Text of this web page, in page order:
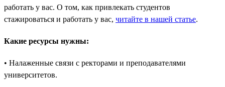
работать у вас. О том, как привлекать студентов
стажироваться и работать у вас, читайте в нашей статье.
Какие ресурсы нужны:
• Налаженные связи с ректорами и преподавателями
университетов.